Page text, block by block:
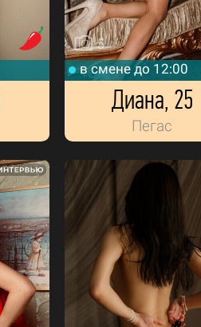
в смене до 12:00
Диана, 25
Пегас
5